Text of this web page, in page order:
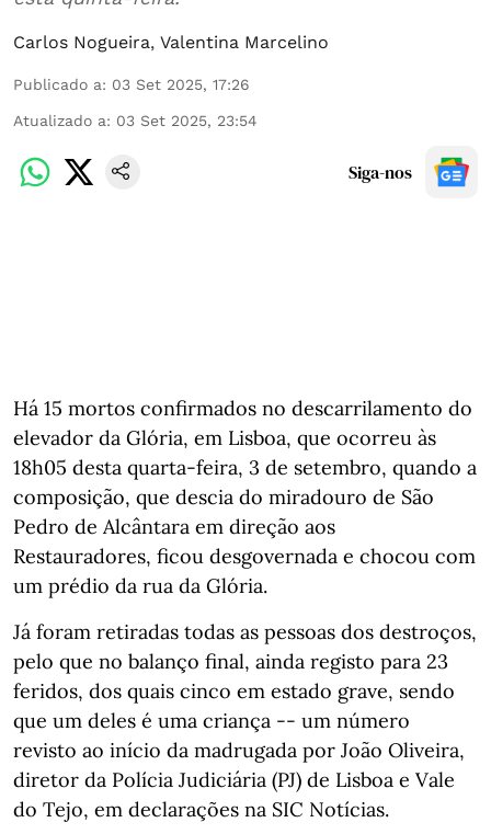
Carlos Nogueira, Valentina Marcelino
Publicado a: 03 Set 2025, 17:26
Atualizado a: 03 Set 2025, 23:54
Siga-nos
Há 15 mortos confirmados no descarrilamento do
elevador da Glória, em Lisboa, que ocorreu às
18h05 desta quarta-feira, 3 de setembro, quando a
composição, que descia do miradouro de São
Pedro de Alcântara em direção aos
Restauradores, ficou desgovernada e chocou com
um prédio da rua da Glória.
Já foram retiradas todas as pessoas dos destroços,
pelo que no balanço final, ainda registo para 23
feridos, dos quais cinco em estado grave, sendo
que um deles é uma criança -- um número
revisto ao início da madrugada por João Oliveira,
diretor da Polícia Judiciária (PJ) de Lisboa e Vale
do Tejo, em declarações na SIC Notícias.